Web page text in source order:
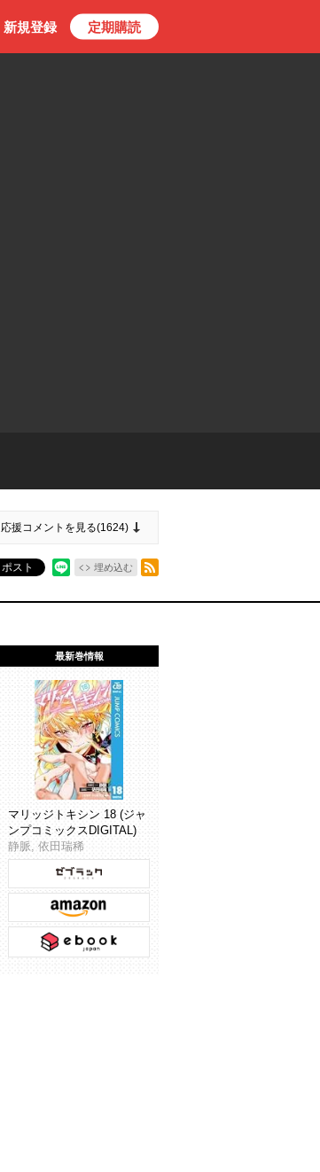
新規登録 定期購読
応援コメントを見る(1624)
ポスト 埋め込む
最新巻情報
マリッジトキシン 18 (ジャ
ンプコミックスDIGITAL)
静脈, 依田瑞稀